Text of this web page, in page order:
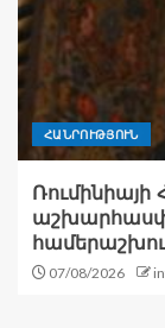
ՀԱՆՐՈՒԹՅՈՒՆ
Ռումինիայի
07/08/2026